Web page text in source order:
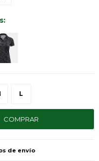
L
COMPRAR
de envío